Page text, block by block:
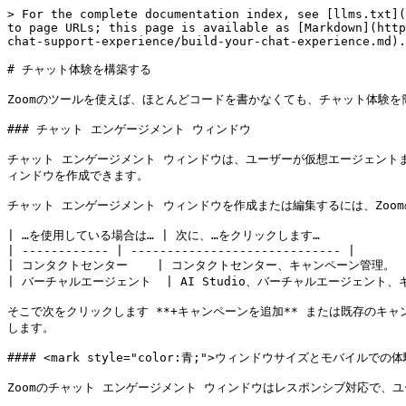
> For the complete documentation index, see [llms.txt](https://library.zoom.com/llms.txt). Markdown versions of documentation pages are available by appending `.md` to page URLs; this page is available as [Markdown](https://library.zoom.com/technical-library/ja/bijinesusbisu/zoom-contact-center/expert-insights/customize-user-chat-support-experience/build-your-chat-experience.md).

# チャット体験を構築する

Zoomのツールを使えば、ほとんどコードを書かなくても、チャット体験を簡単にカスタマイズして公開できます。

### チャット エンゲージメント ウィンドウ

チャット エンゲージメント ウィンドウは、ユーザーが仮想エージェントまたは人間のエージェントにメッセージを送るためのものです。Zoomのツールを使えば、見やすく操作しやすく、会社のブランドに合ったチャット ウィンドウを作成できます。

チャット エンゲージメント ウィンドウを作成または編集するには、ZoomのWeb管理者に移動します。

| …を使用している場合は… | 次に、…をクリックします…                 |
| ------------ | ----------------------------- |
| コンタクトセンター    | コンタクトセンター、キャンペーン管理。           |
| バーチャルエージェント  | AI Studio、バーチャルエージェント、キャンペーン。 |

そこで次をクリックします **+キャンペーンを追加** または既存のキャンペーンの下書きを開きます。次までスクロールします **チャット エンゲージメント ウィンドウ** そのセクションでウィンドウを作成または編集します。

#### <mark style="color:青;">ウィンドウサイズとモバイルでの体験</mark>

Zoomのチャット エンゲージメント ウィンドウはレスポンシブ対応で、ユーザーがデスクトップまたはスマートフォンからサイトにアクセスすると、レイアウトが自動的に調整されます。

モバイルデバイスでは、画面の限られたスペースを最大限に活用し、すっきりと読みやすい体験を実現するため、チャット ウィンドウは全画面で開きます。

<figure><img src="/files/7236173aad6048ae052af70292ba6f3c7680176a" alt="Image of mobile Zoom Virtual Agent window, opened full-screen." width="375"><figcaption></figcaption></figure>

<figure><img src="/files/b316573fd0c4686d0e0b44a947073e743bce52b2" alt="" width="375"><figcaption></figcaption></figure>

デスクトップデバイスからチャットにアクセスするユーザーには、ウィンドウの高さを次の3つのサイズから選択できます:

* **S:** 540ピクセル
* **M:** 650ピクセル、 **デフォルト**
* **L:** 780ピクセル

{% hint style="info" %}
**注**

幅は読みやすさを確保するため、常に420ピクセルに固定されています。
{% endhint %}

<figure><img src="/files/8637473310620361102b41151f6da01494fc745d" alt="Image of desktop Zoom Virtual Agent window, opened in the lower right corner of the window."><figcaption></figcaption></figure>

#### <mark style="color:青;">ヘッダー バー</mark>

この **チャット ヘッダー バー** は、チャット設計の重要な要素です。入念に設計すると、サポート体験に何を期待できるかという文脈をユーザーに示し、会話への安心感を与えます。ヘッダーを使ってサポートチームに関する情報を共有したり、ブランドのロゴや色を追加したりできます。

Zoom CXでは、選択できるヘッダーのデザインオプションがいくつか用意されています。

**ヘッダー全体画像**

ヘッダー領域全体を埋める426ピクセル×95ピクセルの画像を追加します。カスタムデザインに最適です。

<figure><img src="/files/3922784991ff1ce53c841b1eacc806e3b88b815d" alt="This image shows a chat window with a blue gradient header that says Zoom Virtual Agent. The image fills the header space." width="375"><figcaption></figcaption></figure>

**アバター画像サイズ**

ヘッダー バーに表示される40ピクセル×40ピクセルの画像を追加します。単独で、またはヘッダーテキストと並べて表示されます。

{% columns %}
{% column %}

<figure><img src="/files/45dee1a5a9871e37c9b4e461c7b8fb0c473ab9ab" alt="Image of a chat screen with Zoom logo in the header bar."><figcaption></figcaption></figure>
{% endcolumn %}

{% column %}

<figure><img src="/files/b316573fd0c4686d0e0b44a947073e743bce52b2" alt="Image of a chat screen with Zoom logo and header text in the header bar."><figcaption></figcaption></figure>
{% endcolumn %}
{% endcolumns %}

**ヘッダーテキストのみ**

チーム名、オンライン状況、サポート時間など、さまざまな内容について簡単なメモを共有できます。H1、H2、H3、または本文のサイズを使ってヘッダーテキストのサイズを調整します。

<figure><img src="/files/60d140cc0ebbb2eabdd4898b2a10c75ac8386c4f" alt="Image of a chat screen with header text only in the header bar." width="375"><figcaption></figcaption></figure>

シンプルでミニマルなデザインにするには、 **空のままにする**ことで、ユーザーをチャットに集中させることができます。

<figure><img src="/files/c11de7a01ef0b4d793621fdd61af787ffffca1ea" alt="Image of a chat screen with nothing in the header bar." width="375"><figcaption></figcaption></figure>

次を使用できます **ヘッダーの背景色とアイコンに任意の色を選択**、チャットのデザインをWebサイトに合わせるのに便利です。

{% hint style="warning" %}
**注意**

背景色を変更する場合は、最小化とメニューのアイコンが引き続き見えることを確認してください。アイコンの色も変更する必要がある場合があります。

<img src="/files/11f1ff494dd11d8435b7fc220c3b38fe9ee490b1" alt="Image of a chat screen with a